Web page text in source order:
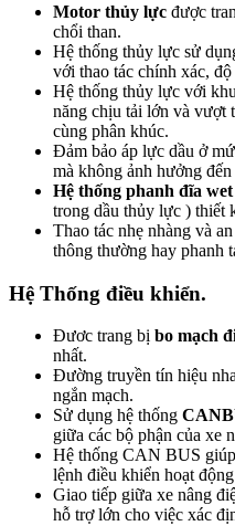
Motor thủy lực được
chổi than.
Hệ thống thủy lực sử
với thao tác chính xác, độ
Hệ thống thủy lực với
năng chịu tải lớn và vượt
cùng phân khúc.
Đảm bảo áp lực dầu ở
mà không ảnh hưởng
Hệ thống phanh đĩa
trong dầu thủy lực ) thiết
Thao tác nhẹ nhàng và
thông thường hay phanh
Hệ Thống điều khiển.
Đươc trang bị bo mạch
nhất.
Đường truyền tín hiệu
ngắn mạch.
Sử dụng hệ thống
giữa các bộ phận của xe
Hệ thống CAN BUS
lệnh điều khiển hoạt
Giao tiếp giữa xe nâng
hỗ trợ lớn cho việc xác